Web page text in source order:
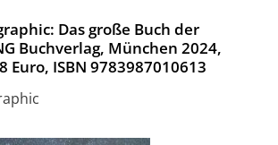
Das große Buch der
Buchverlag, München 2024,
Euro, ISBN 9783987010613